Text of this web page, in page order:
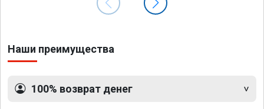
Наши преимущества
100% возврат денег